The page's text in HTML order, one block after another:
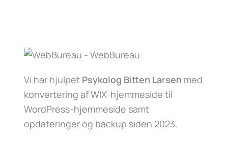
Vi har hjulpet Psykolog Bitten Larsen med
konvertering af WIX-hjemmeside til
WordPress-hjemmeside samt
opdateringer og backup siden 2023.